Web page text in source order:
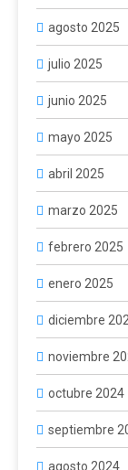
agosto 2025
julio 2025
junio 2025
mayo 2025
abril 2025
marzo 2025
febrero 2025
enero 2025
diciembre
noviembre
octubre 2024
septiembre
agosto 2024